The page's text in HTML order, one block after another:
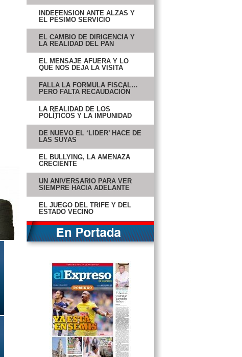
STAR TREK 2: EN LA OSCURIDAD
(STAR TREK: INTO DARKNESS)
EMITIRÁN VEREDICTO EN JUICIO
A RÍOS MONTT
MADRES DE DESAPARECIDOS
EXIGEN BUSCARLOS
AUMENTA RIESGO DE
FEMINICIDIOS EN QUINTANA
ROO
CARTES SERÁ EL PRESIDENTE
PARAGUAYO
CAE ACTIVIDAD INDUSTRIAL A
SU PEOR NIVEL EN 3 AÑOS
PERMANECE INCONSCIENTE
CHOFER DE PIPA
HOMBRE DE OHIO ERA UN
“MONSTRUO”
CHELA Y CELIA, LEJOS DEL
ROCK AND ROLL
INDEFENSIÓN ANTE ALZAS Y
EL PÉSIMO SERVICIO
EL CAMBIO DE DIRIGENCIA Y
LA REALIDAD DEL PAN
EL MENSAJE AFUERA Y LO
QUE NOS DEJA LA VISITA
FALLA LA FÓRMULA FISCAL…
PERO FALTA RECAUDACIÓN
LA REALIDAD DE LOS
POLÍTICOS Y LA IMPUNIDAD
DE NUEVO EL ‘LÍDER’ HACE DE
LAS SUYAS
EL BULLYING, LA AMENAZA
CRECIENTE
UN ANIVERSARIO PARA VER
SIEMPRE HACIA ADELANTE
EL JUEGO DEL TRIFE Y DEL
ESTADO VECINO